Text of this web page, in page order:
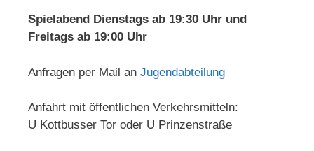
Spielabend Dienstags ab 19:30 Uhr und
Freitags ab 19:00 Uhr
Anfragen per Mail an Jugendabteilung
Anfahrt mit öffentlichen Verkehrsmitteln:
U Kottbusser Tor oder U Prinzenstraße